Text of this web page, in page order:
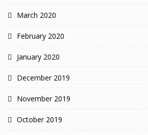
March 2020
February 2020
January 2020
December 2019
November 2019
October 2019